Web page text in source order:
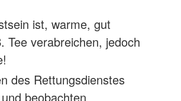
ist, warme, gut
Tee verabreichen, jedoch
des Rettungsdienstes
beobachten